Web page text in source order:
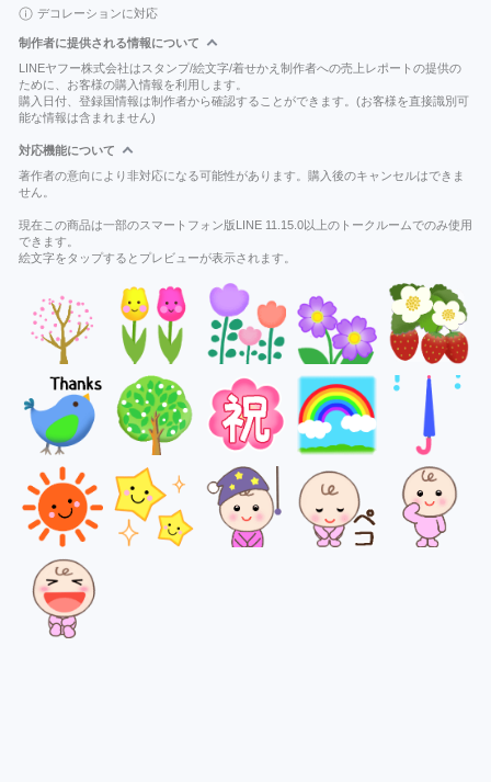
デコレーションに対応
制作者に提供される情報について
LINEヤフー株式会社はスタンプ/絵文字/着せかえ制作者への売上レポートの提供の
ために、お客様の購入情報を利用します。
購入日付、登録国情報は制作者から確認することができます。(お客様を直接識別可
能な情報は含まれません)
対応機能について
著作者の意向により非対応になる可能性があります。購入後のキャンセルはできま
せん。
現在この商品は一部のスマートフォン版LINE 11.15.0以上のトークルームでのみ使用
できます。
絵文字をタップするとプレビューが表示されます。